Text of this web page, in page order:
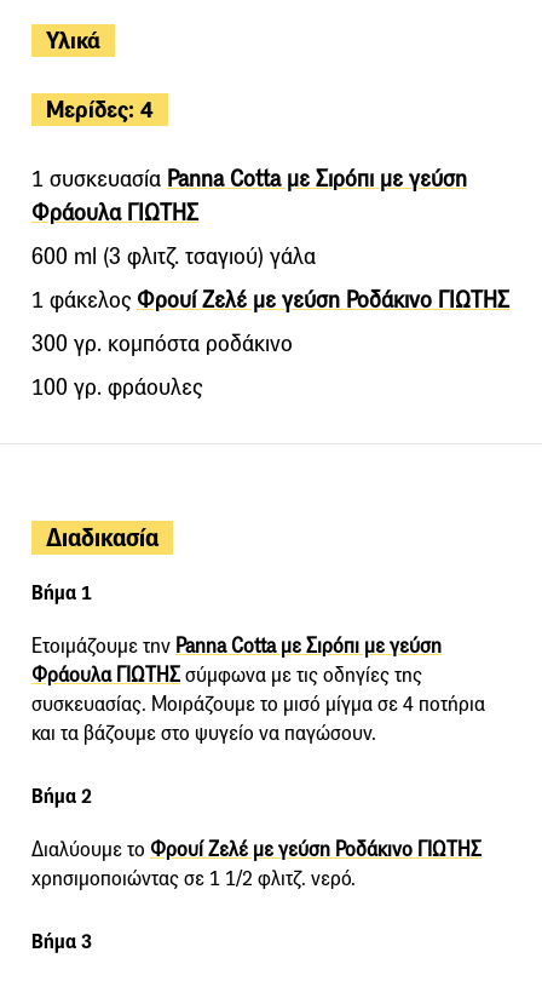
Υλικά
Μερίδες: 4
1 συσκευασία Panna Cotta με Σιρόπι με γεύση
Φράουλα ΓΙΩΤΗΣ
600 ml (3 φλιτζ. τσαγιού) γάλα
1 φάκελος Φρουί Ζελέ με γεύση Ροδάκινο ΓΙΩΤΗΣ
300 γρ. κομπόστα ροδάκινο
100 γρ. φράουλες
Διαδικασία
Βήμα 1
Ετοιμάζουμε την Panna Cotta με Σιρόπι με γεύση
Φράουλα ΓΙΩΤΗΣσύμφωνα με τις οδηγίες της
συσκευασίας. Μοιράζουμε το μισό μίγμα σε 4 ποτήρια
και τα βάζουμε στο ψυγείο να παγώσουν.
Βήμα 2
Διαλύουμε το Φρουί Ζελέ με γεύση Ροδάκινο ΓΙΩΤΗΣ
χρησιμοποιώντας σε 1 1/2 φλιτζ. νερό.
Βήμα 3